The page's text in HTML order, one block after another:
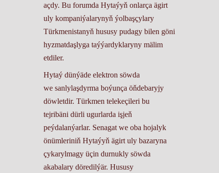
açdy. Bu forumda Hytaýyň onlarça ägirt
uly kompaniýalarynyň ýolbaşçylary
Türkmenistanyň hususy pudagy bilen göni
hyzmatdaşlyga taýýardyklaryny mälim
etdiler.
Hytaý dünýäde elektron söwda
we sanlylaşdyrma boýunça öňdebaryjy
döwletdir. Türkmen telekeçileri bu
tejribäni dürli ugurlarda işjeň
peýdalanýarlar. Senagat we oba hojalyk
önümleriniň Hytaýyň ägirt uly bazaryna
çykarylmagy üçin durnukly söwda
akabalary döredilýär. Hususy